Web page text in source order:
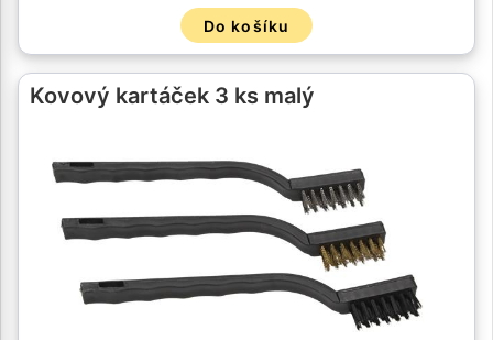
Do košíku
Kovový kartáček 3 ks malý